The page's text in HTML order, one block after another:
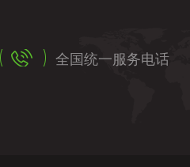
全国统一服务电话